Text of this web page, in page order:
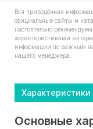
Вся приведённая
официальные сайты и
настоятельно
характеристиками
информации по важным
нашего менеджера.
Характеристики
Основные